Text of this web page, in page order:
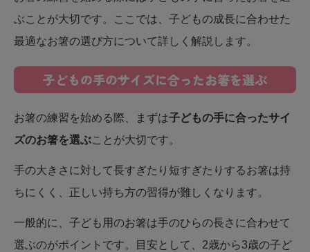
ぶことが大切です。ここでは、子どもの成長に合わせた
最適なお箸の選び方について詳しく解説します。
子どもの手のサイズに合ったお箸を選ぶ
お箸の練習を始める際、まずは子どもの手に合ったサイ
ズのお箸を選ぶことが大切です。
手の大きさに対して長すぎたり短すぎたりするお箸は持
ちにくく、正しい持ち方の習得が難しくなります。
一般的に、子ども用のお箸は手のひらの長さに合わせて
選ぶのがポイントです。目安として、2歳から3歳の子ど